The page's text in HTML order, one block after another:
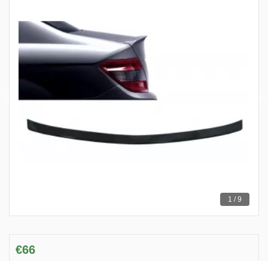
1 / 9
€66